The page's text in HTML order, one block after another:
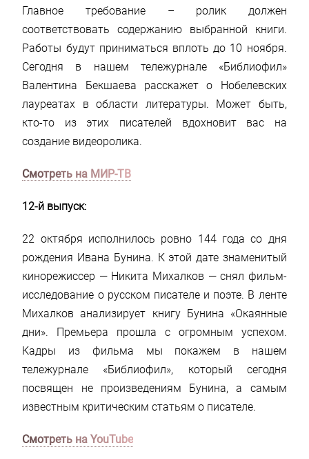
Главное требование – ролик должен
соответствовать содержанию выбранной книги.
Работы будут приниматься вплоть до 10 ноября.
Сегодня в нашем тележурнале «Библиофил»
Валентина Бекшаева расскажет о Нобелевских
лауреатах в области литературы. Может быть,
кто-то из этих писателей вдохновит вас на
создание видеоролика.
Смотреть на МИР-ТВ
12-й выпуск:
22 октября исполнилось ровно 144 года со дня
рождения Ивана Бунина. К этой дате знаменитый
кинорежиссер — Никита Михалков — снял фильм-
исследование о русском писателе и поэте. В ленте
Михалков анализирует книгу Бунина «Окаянные
дни». Премьера прошла с огромным успехом.
Кадры из фильма мы покажем в нашем
тележурнале «Библиофил», который сегодня
посвящен не произведениям Бунина, а самым
известным критическим статьям о писателе.
Смотреть на YouTube